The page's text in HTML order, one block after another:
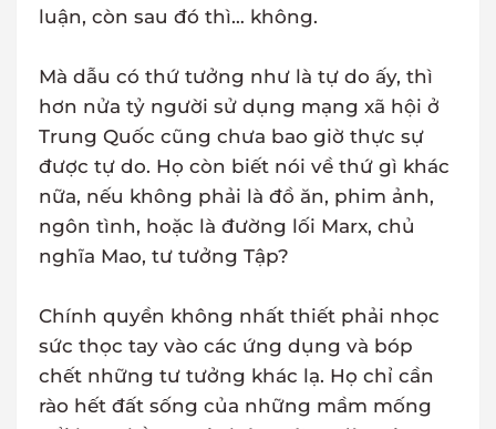
luận, còn sau đó thì… không.
Mà dẫu có thứ tưởng như là tự do ấy, thì
hơn nửa tỷ người sử dụng mạng xã hội ở
Trung Quốc cũng chưa bao giờ thực sự
được tự do. Họ còn biết nói về thứ gì khác
nữa, nếu không phải là đồ ăn, phim ảnh,
ngôn tình, hoặc là đường lối Marx, chủ
nghĩa Mao, tư tưởng Tập?
Chính quyền không nhất thiết phải nhọc
sức thọc tay vào các ứng dụng và bóp
chết những tư tưởng khác lạ. Họ chỉ cần
rào hết đất sống của những mầm mống